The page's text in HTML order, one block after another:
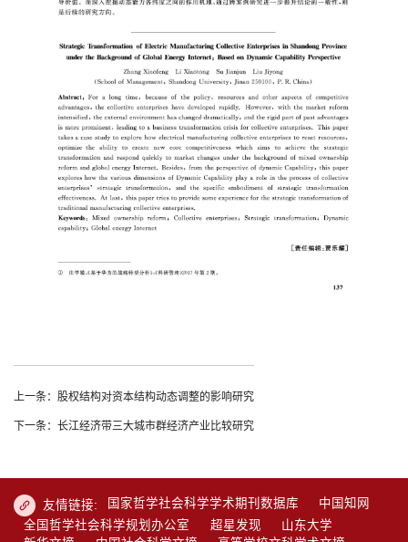
上一条：股权结构对资本结构动态调整的影响研究
下一条：长江经济带三大城市群经济产业比较研究
友情链接: 国家哲学社会科学学术期刊数据库
中国知网
全国哲学社会科学规划办公室
超星发现
山东大学